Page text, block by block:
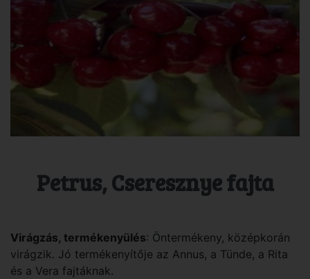
Petrus, Cseresznye fajta
Virágzás, termékenyülés: Öntermékeny, középkorán
virágzik. Jó termékenyítője az Annus, a Tünde, a Rita
és a Vera fajtáknak.